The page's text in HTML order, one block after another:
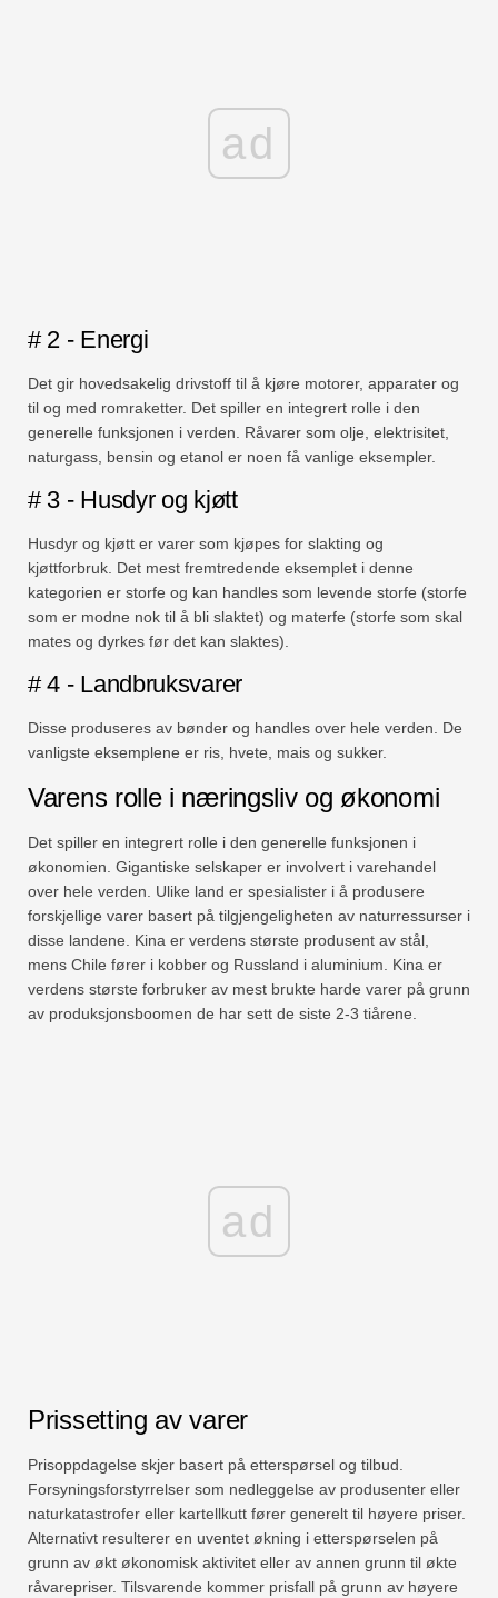
ad
# 2 - Energi
Det gir hovedsakelig drivstoff til å kjøre motorer, apparater og
til og med romraketter. Det spiller en integrert rolle i den
generelle funksjonen i verden. Råvarer som olje, elektrisitet,
naturgass, bensin og etanol er noen få vanlige eksempler.
# 3 - Husdyr og kjøtt
Husdyr og kjøtt er varer som kjøpes for slakting og
kjøttforbruk. Det mest fremtredende eksemplet i denne
kategorien er storfe og kan handles som levende storfe (storfe
som er modne nok til å bli slaktet) og materfe (storfe som skal
mates og dyrkes før det kan slaktes).
# 4 - Landbruksvarer
Disse produseres av bønder og handles over hele verden. De
vanligste eksemplene er ris, hvete, mais og sukker.
Varens rolle i næringsliv og økonomi
Det spiller en integrert rolle i den generelle funksjonen i
økonomien. Gigantiske selskaper er involvert i varehandel
over hele verden. Ulike land er spesialister i å produsere
forskjellige varer basert på tilgjengeligheten av naturressurser i
disse landene. Kina er verdens største produsent av stål,
mens Chile fører i kobber og Russland i aluminium. Kina er
verdens største forbruker av mest brukte harde varer på grunn
av produksjonsboomen de har sett de siste 2-3 tiårene.
ad
Prissetting av varer
Prisoppdagelse skjer basert på etterspørsel og tilbud.
Forsyningsforstyrrelser som nedleggelse av produsenter eller
naturkatastrofer eller kartellkutt fører generelt til høyere priser.
Alternativt resulterer en uventet økning i etterspørselen på
grunn av økt økonomisk aktivitet eller av annen grunn til økte
råvarepriser. Tilsvarende kommer prisfall på grunn av høyere